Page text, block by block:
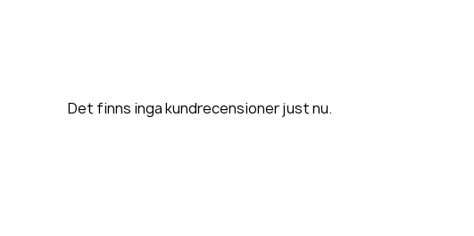
Det finns inga kundrecensioner just nu.